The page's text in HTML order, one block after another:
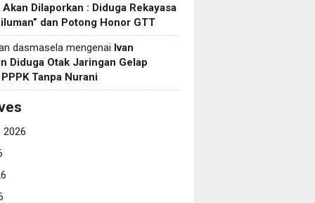
Dilaporkan : Diduga Rekayasa
dan Potong Honor GTT
dasmasela mengenai Ivan
Diduga Otak Jaringan Gelap
Tanpa Nurani